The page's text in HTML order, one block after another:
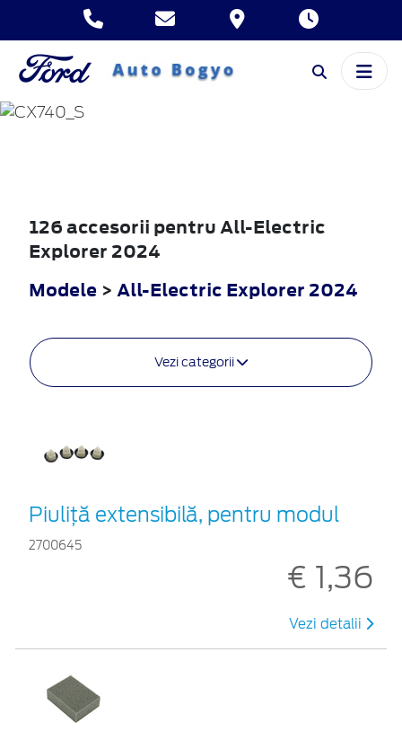
ALL-ELECTRIC
EXPLORER
126 accesorii pentru All-Electric
Explorer 2024
Modele > All-Electric Explorer 2024
Vezi categorii
Piuliță extensibilă, pentru modul
2700645
€ 1,36
Vezi detalii